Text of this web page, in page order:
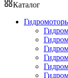
Каталог